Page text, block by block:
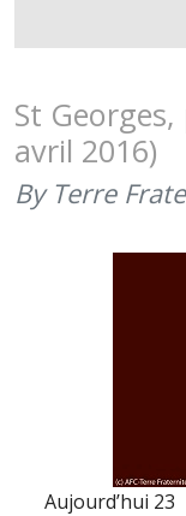
St
avril 2016)
By Terre
Aujourd’hui 23